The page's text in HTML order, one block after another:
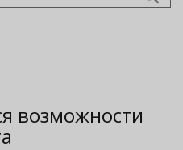
возможности